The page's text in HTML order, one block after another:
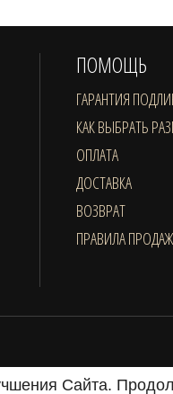
ПОМОЩЬ
ГАРАНТИЯ
КАК ВЫБРАТЬ
ОПЛАТА
ДОСТАВКА
ВОЗВРАТ
ПРАВИЛА
Сайта.